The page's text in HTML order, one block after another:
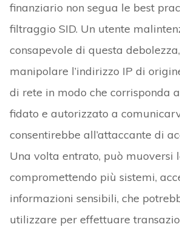
finanziario non segua le best
filtraggio SID. Un utente
consapevole di questa
manipolare l’indirizzo IP di
di rete in modo che corrisponda
fidato e autorizzato a
consentirebbe all’attaccante di
Una volta entrato, può muoversi
compromettendo più sistemi,
informazioni sensibili, che
utilizzare per effettuare